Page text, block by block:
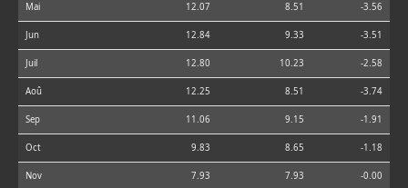
Mai 12.07 8.51 -3.56
Jun 12.84 9.33 -3.51
Juil 12.80 10.23 -2.58
Aoû 12.25 8.51 -3.74
Sep 11.06 9.15 -1.91
Oct 9.83 8.65 -1.18
Nov 7.93 7.93 -0.00